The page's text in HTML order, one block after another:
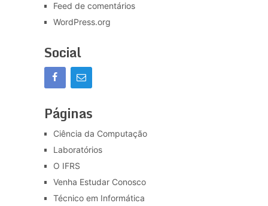
Feed de comentários
WordPress.org
Social
Páginas
Ciência da Computação
Laboratórios
O IFRS
Venha Estudar Conosco
Técnico em Informática